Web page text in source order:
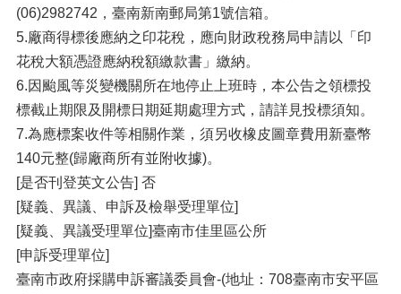
(06)2982742，臺南新南郵局第1號信箱。
5.廠商得標後應納之印花稅，應向財政稅務局申請以「印
花稅大額憑證應納稅額繳款書」繳納。
6.因颱風等災變機關所在地停止上班時，本公告之領標投
標截止期限及開標日期延期處理方式，請詳見投標須知。
7.為應標案收件等相關作業，須另收橡皮圖章費用新臺幣
140元整(歸廠商所有並附收據)。
[是否刊登英文公告] 否
[疑義、異議、申訴及檢舉受理單位]
[疑義、異議受理單位]臺南市佳里區公所
[申訴受理單位]
臺南市政府採購申訴審議委員會-(地址：708臺南市安平區